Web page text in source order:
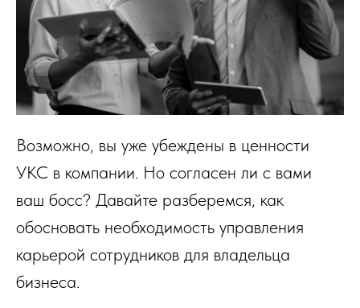
Возможно, вы уже убеждены в ценности
УКС в компании. Но согласен ли с вами
ваш босс? Давайте разберемся, как
обосновать необходимость управления
карьерой сотрудников для владельца
бизнеса.